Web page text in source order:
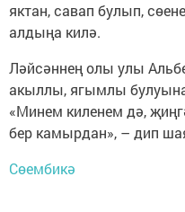
яктан, савап булып,
алдыңа килә.
Ләйсәннең олы улы
акыллы, ягымлы
«Минем киленем дә,
бер камырдан», – дип
Сөембикә